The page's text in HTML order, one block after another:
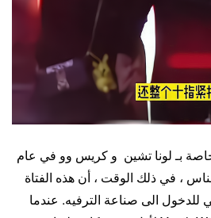
بـ لونا تشين و كريس وو في عام
الناس ، في ذلك الوقت ، أن هذه الفتاة
الى صناعة الترفيه. عندما